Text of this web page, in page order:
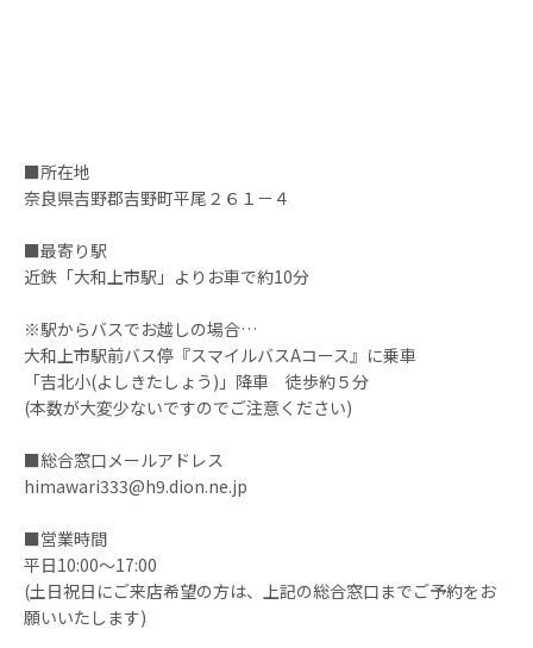
■所在地
奈良県吉野郡吉野町平尾２６１－４
■最寄り駅
近鉄「大和上市駅」よりお車で約10分
※駅からバスでお越しの場合…
大和上市駅前バス停『スマイルバスAコース』に乗車
「吉北小(よしきたしょう)」降車 徒歩約５分
(本数が大変少ないですのでご注意ください)
■総合窓口メールアドレス
himawari333@h9.dion.ne.jp
■営業時間
平日10:00～17:00
(土日祝日にご来店希望の方は、上記の総合窓口までご予約をお
願いいたします)